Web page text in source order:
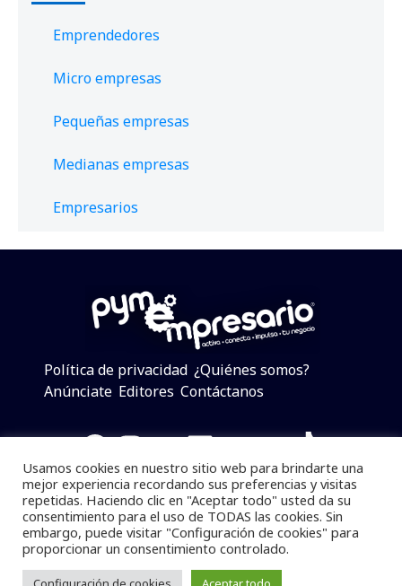
Emprendedores
Micro empresas
Pequeñas empresas
Medianas empresas
Empresarios
Política de privacidad ¿Quiénes somos?
Anúnciate Editores Contáctanos
Facebook
Instagram
Twitter
LinkedIn
Telegram
YouTube
TikTok
Pymempresario © 2025 Todos los derechos reservados.
Se prohibe el uso de la información total o parcial sin
dar referencia a la fuente.
Usamos cookies en nuestro sitio web para brindarte una
mejor experiencia recordando sus preferencias y visitas
repetidas. Haciendo clic en "Aceptar todo" usted da su
consentimiento para el uso de TODAS las cookies. Sin
embargo, puede visitar "Configuración de cookies" para
proporcionar un consentimiento controlado.